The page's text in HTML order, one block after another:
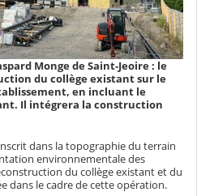
Monge de Saint-Jeoire : le
du collège existant sur le
en incluant le
Il intégrera la construction
dans la topographie du terrain
environnementale des
du collège existant et du
dans le cadre de cette opération.